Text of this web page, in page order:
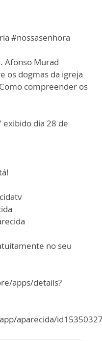
#nossasenhora
Afonso Murad
os dogmas da igreja
compreender os
exibido dia 28 de
no seu
apps/details?
aparecida/